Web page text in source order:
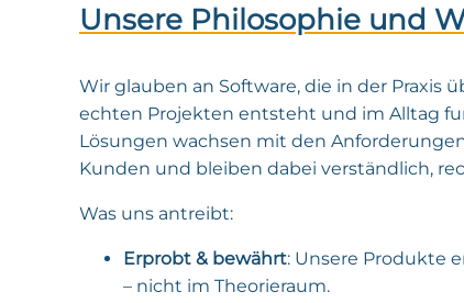
Unsere Philosophie und
Wir glauben an Software, die in der Praxis
echten Projekten entsteht und im Alltag
Lösungen wachsen mit den
Kunden und bleiben dabei verständlich,
Was uns antreibt:
Erprobt & bewährt: Unsere Produkte
– nicht im Theorieraum.